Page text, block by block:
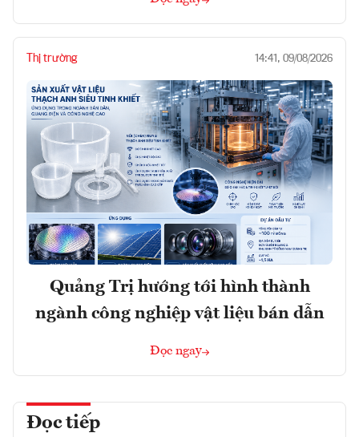
Thị trường 14:41, 09/08/2026
Quảng Trị hướng tới hình thành
ngành công nghiệp vật liệu bán dẫn
Đọc ngay
Đọc tiếp